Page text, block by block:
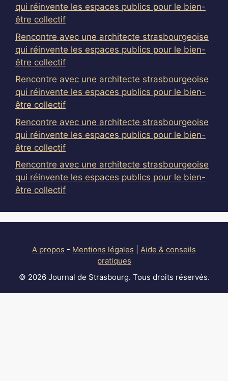
qui réinvente les espaces publics pour le bien-
être collectif
Rencontre avec une architecte strasbourgeoise
qui réinvente les espaces publics pour le bien-
être collectif
Rencontre avec une architecte strasbourgeoise
qui réinvente les espaces publics pour le bien-
être collectif
Rencontre avec une architecte strasbourgeoise
qui réinvente les espaces publics pour le bien-
être collectif
Rencontre avec une architecte strasbourgeoise
qui réinvente les espaces publics pour le bien-
être collectif
A propos - Mentions légales
Aide & conseils
pratiques
© 2026 Journal de Strasbourg. Tous droits réservés.